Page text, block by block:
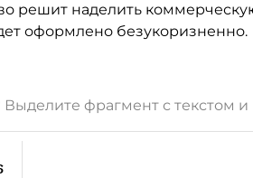
решит наделить
оформлено безукоризненно.
фрагмент с текстом